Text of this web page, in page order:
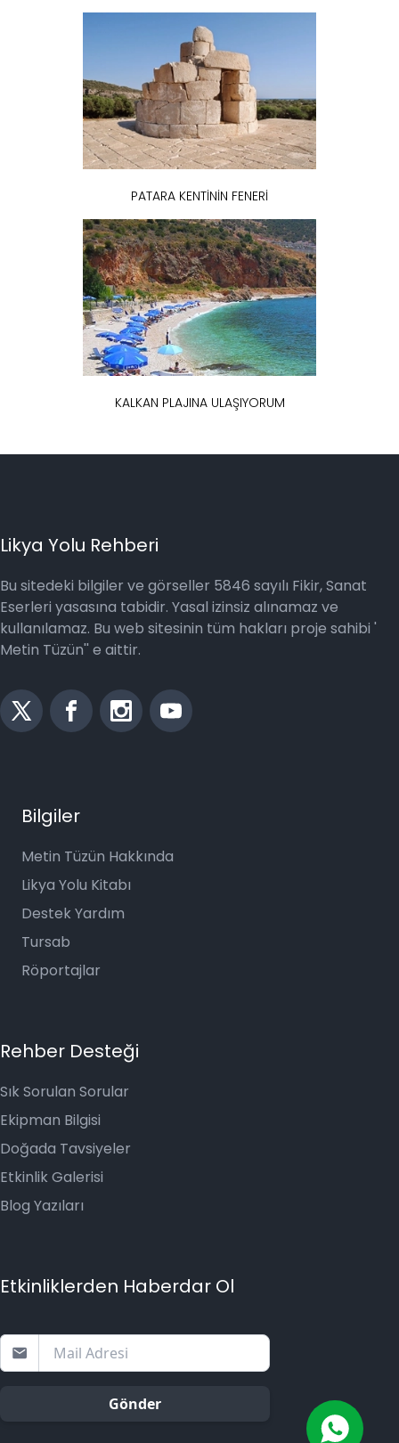
PATARA KENTİNİN FENERİ
KALKAN PLAJINA ULAŞIYORUM
Likya Yolu Rehberi
Bu sitedeki bilgiler ve görseller 5846 sayılı Fikir, Sanat
Eserleri yasasına tabidir. Yasal izinsiz alınamaz ve
kullanılamaz. Bu web sitesinin tüm hakları proje sahibi '
Metin Tüzün'' e aittir.
Bilgiler
Metin Tüzün Hakkında
Likya Yolu Kitabı
Destek Yardım
Tursab
Röportajlar
Rehber Desteği
Sık Sorulan Sorular
Ekipman Bilgisi
Doğada Tavsiyeler
Etkinlik Galerisi
Blog Yazıları
Etkinliklerden Haberdar Ol
Gönder